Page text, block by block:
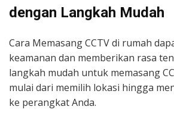
dengan Langkah Mudah
Cara Memasang CCTV di rumah
keamanan dan memberikan rasa
langkah mudah untuk memasang
mulai dari memilih lokasi hingga
ke perangkat Anda.